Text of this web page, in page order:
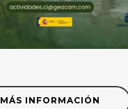
MÁS INFORMACIÓN